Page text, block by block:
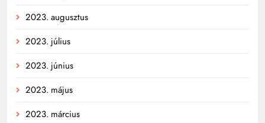
2023. augusztus
2023. július
2023. június
2023. május
2023. március